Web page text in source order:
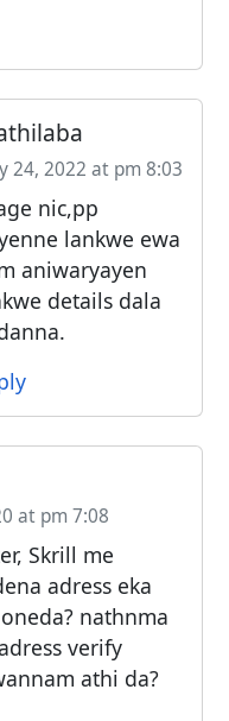
24, 2022 at pm 8:03
nic,pp
lankwe ewa
aniwaryayen
details dala
at pm 7:08
Skrill me
adress eka
nathnma
verify
athi da?